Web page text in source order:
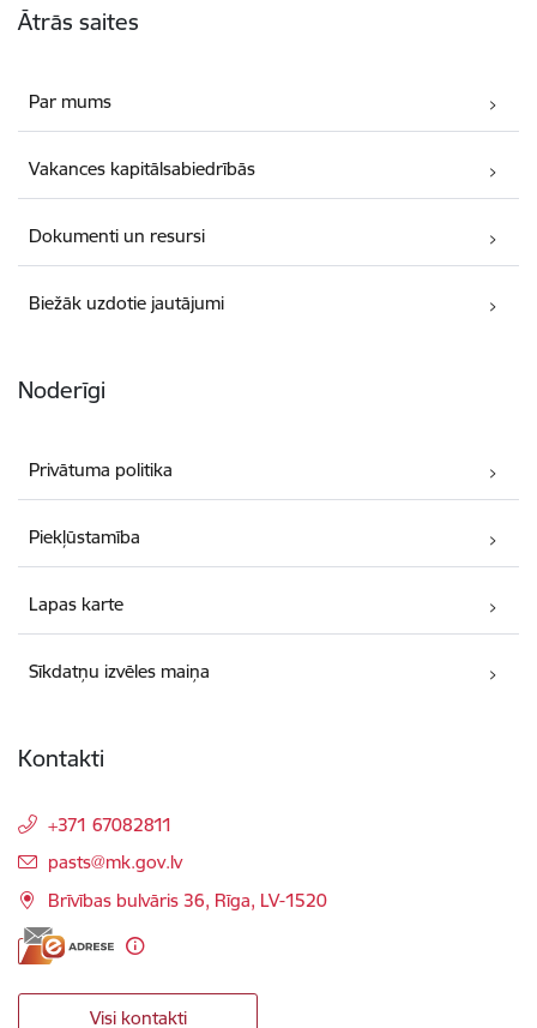
Ātrās saites
Par mums
Vakances kapitālsabiedrībās
Dokumenti un resursi
Biežāk uzdotie jautājumi
Noderīgi
Privātuma politika
Piekļūstamība
Lapas karte
Sīkdatņu izvēles maiņa
Kontakti
+371 67082811
E-pasts:
pasts@mk.gov.lv
Brīvības bulvāris 36, Rīga, LV-1520
Visi kontakti